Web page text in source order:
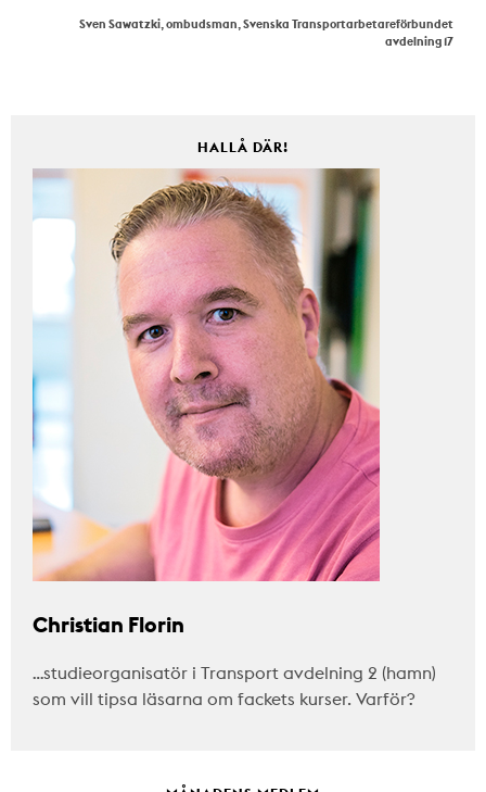
Sven Sawatzki, ombudsman, Svenska Transportarbetareförbundet
avdelning 17
HALLÅ DÄR!
Christian Florin
…studieorganisatör i Transport avdelning 2 (hamn)
som vill tipsa läsarna om fackets kurser. Varför?